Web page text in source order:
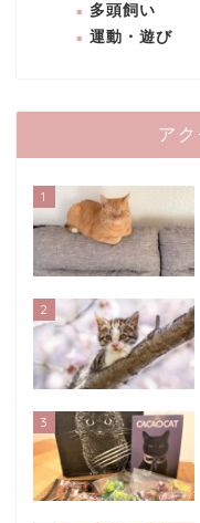
多頭飼い
運動・遊び
ア
1
2
3